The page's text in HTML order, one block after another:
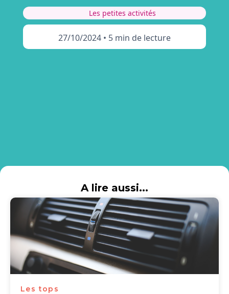
Les petites activités
27/10/2024 • 5 min de lecture
A lire aussi...
Les tops